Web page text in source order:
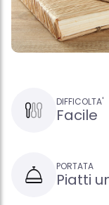
DIFFICOLTA'
Facile
PORTATA
Piatti